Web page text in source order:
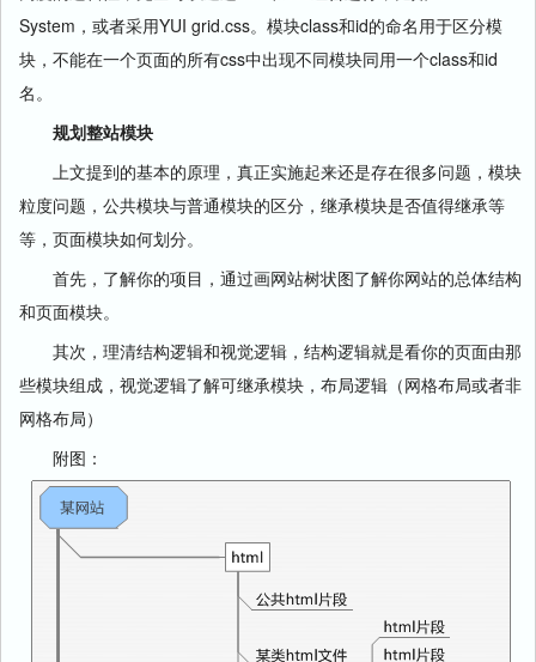
System，或者采用YUI grid.css。模块class和id的命名用于区分模
块，不能在一个页面的所有css中出现不同模块同用一个class和id
名。
规划整站模块
上文提到的基本的原理，真正实施起来还是存在很多问题，模块
粒度问题，公共模块与普通模块的区分，继承模块是否值得继承等
等，页面模块如何划分。
首先，了解你的项目，通过画网站树状图了解你网站的总体结构
和页面模块。
其次，理清结构逻辑和视觉逻辑，结构逻辑就是看你的页面由那
些模块组成，视觉逻辑了解可继承模块，布局逻辑（网格布局或者非
网格布局）
附图：